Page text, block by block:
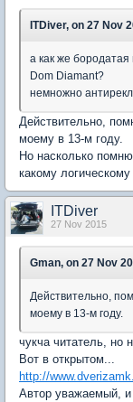
ITDiver, on 27 Nov
а как же
Dom Diamant?
немножно
Действительно,
моему в 13-м году.
Но насколько
какому
ITDiver
27 Nov 2015
Gman, on 27 Nov
Действительно,
моему в 13-м году.
чукча читатель, но
Вот в открытом...
http://
Автор уважаемый, и